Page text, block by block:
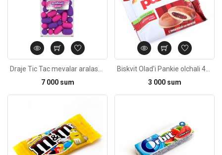
7 000 sum
3 000 sum